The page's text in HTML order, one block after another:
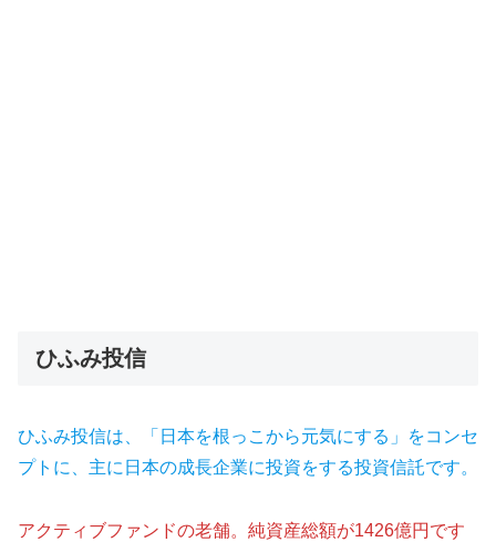
ひふみ投信
ひふみ投信は、「日本を根っこから元気にする」をコンセ
プトに、主に日本の成長企業に投資をする投資信託です。
アクティブファンドの老舗。純資産総額が1426億円です